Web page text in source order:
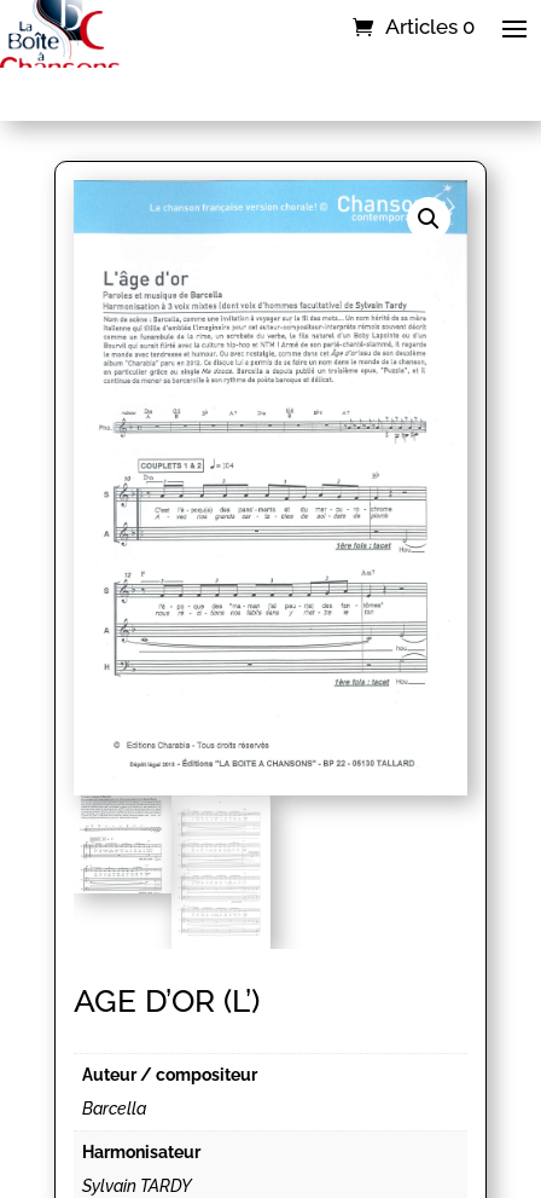
Articles 0
AGE D’OR (L’)
Auteur / compositeur
Barcella
Harmonisateur
Sylvain TARDY